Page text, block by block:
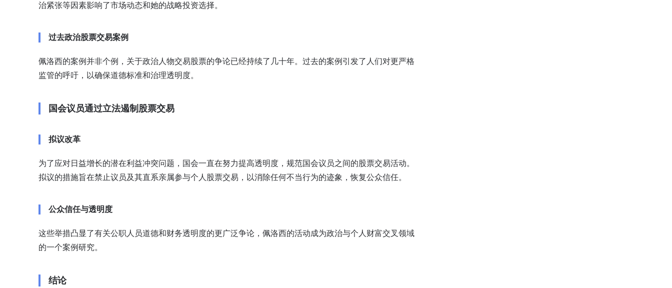
治紧张等因素影响了市场动态和她的战略投资选择。
过去政治股票交易案例
佩洛西的案例并非个例，关于政治人物交易股票的争论已经持续了几十年。过去的案例引发了人们对更严格
监管的呼吁，以确保道德标准和治理透明度。
国会议员通过立法遏制股票交易
拟议改革
为了应对日益增长的潜在利益冲突问题，国会一直在努力提高透明度，规范国会议员之间的股票交易活动。
拟议的措施旨在禁止议员及其直系亲属参与个人股票交易，以消除任何不当行为的迹象，恢复公众信任。
公众信任与透明度
这些举措凸显了有关公职人员道德和财务透明度的更广泛争论，佩洛西的活动成为政治与个人财富交叉领域
的一个案例研究。
结论